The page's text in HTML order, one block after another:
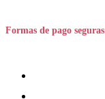
Formas de pago seguras